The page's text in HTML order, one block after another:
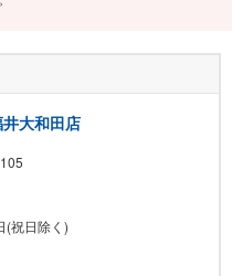
大和田店
(祝日除く)